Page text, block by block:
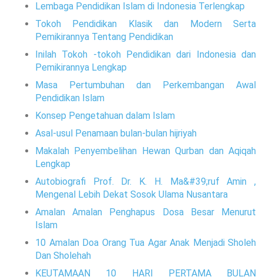
Lembaga Pendidikan Islam di Indonesia Terlengkap
Tokoh Pendidikan Klasik dan Modern Serta
Pemikirannya Tentang Pendidikan
Inilah Tokoh -tokoh Pendidikan dari Indonesia dan
Pemikirannya Lengkap
Masa Pertumbuhan dan Perkembangan Awal
Pendidikan Islam
Konsep Pengetahuan dalam Islam
Asal-usul Penamaan bulan-bulan hijriyah
Makalah Penyembelihan Hewan Qurban dan Aqiqah
Lengkap
Autobiografi Prof. Dr. K. H. Ma&#39;ruf Amin ,
Mengenal Lebih Dekat Sosok Ulama Nusantara
Amalan Amalan Penghapus Dosa Besar Menurut
Islam
10 Amalan Doa Orang Tua Agar Anak Menjadi Sholeh
Dan Sholehah
KEUTAMAAN 10 HARI PERTAMA BULAN